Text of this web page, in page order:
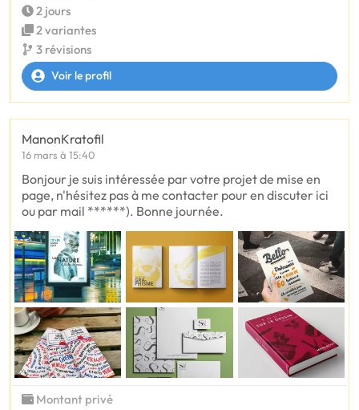
2 jours
2 variantes
3 révisions
Voir le profil
ManonKratofil
16 mars à 15:40
Bonjour je suis intéressée par votre projet de mise en
page, n'hésitez pas à me contacter pour en discuter ici
ou par mail ******). Bonne journée.
Montant privé